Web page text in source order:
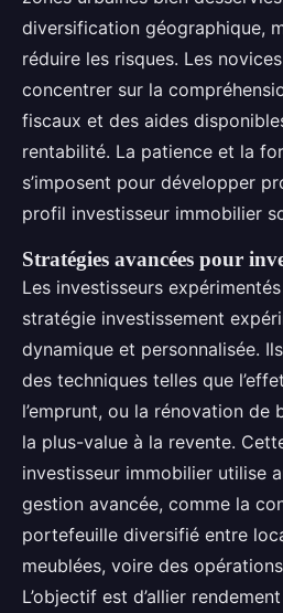
diversification géographique,
réduire les risques. Les
concentrer sur la
fiscaux et des aides
rentabilité. La patience et la
s’imposent pour développer
profil investisseur immobilier
Stratégies avancées pour
Les investisseurs
stratégie investissement
dynamique et personnalisée.
des techniques telles que
l’emprunt, ou la rénovation de
la plus-value à la revente.
investisseur immobilier utilise
gestion avancée, comme la
portefeuille diversifié entre
meublées, voire des
L’objectif est d’allier